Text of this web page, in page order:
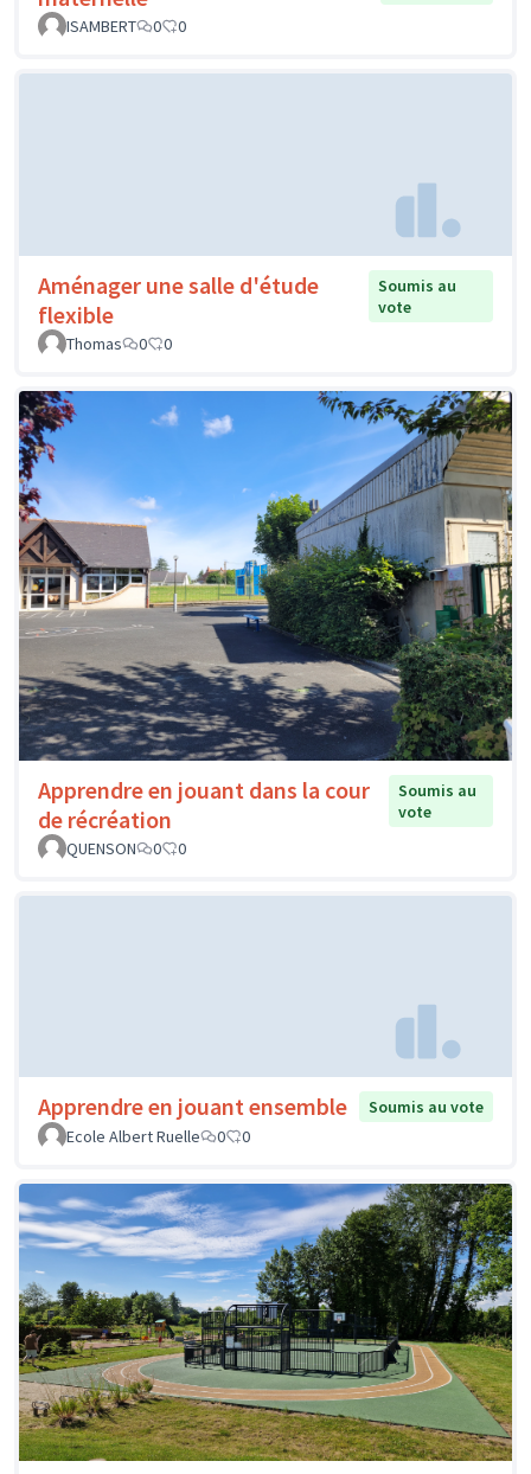
ISAMBERT
0 0
Aménager une salle d'étude
flexible
Soumis au
vote
Thomas
0 0
Apprendre en jouant dans la cour
de récréation
Soumis au
vote
QUENSON
0 0
Apprendre en jouant ensemble
Soumis au vote
Ecole Albert Ruelle
0 0